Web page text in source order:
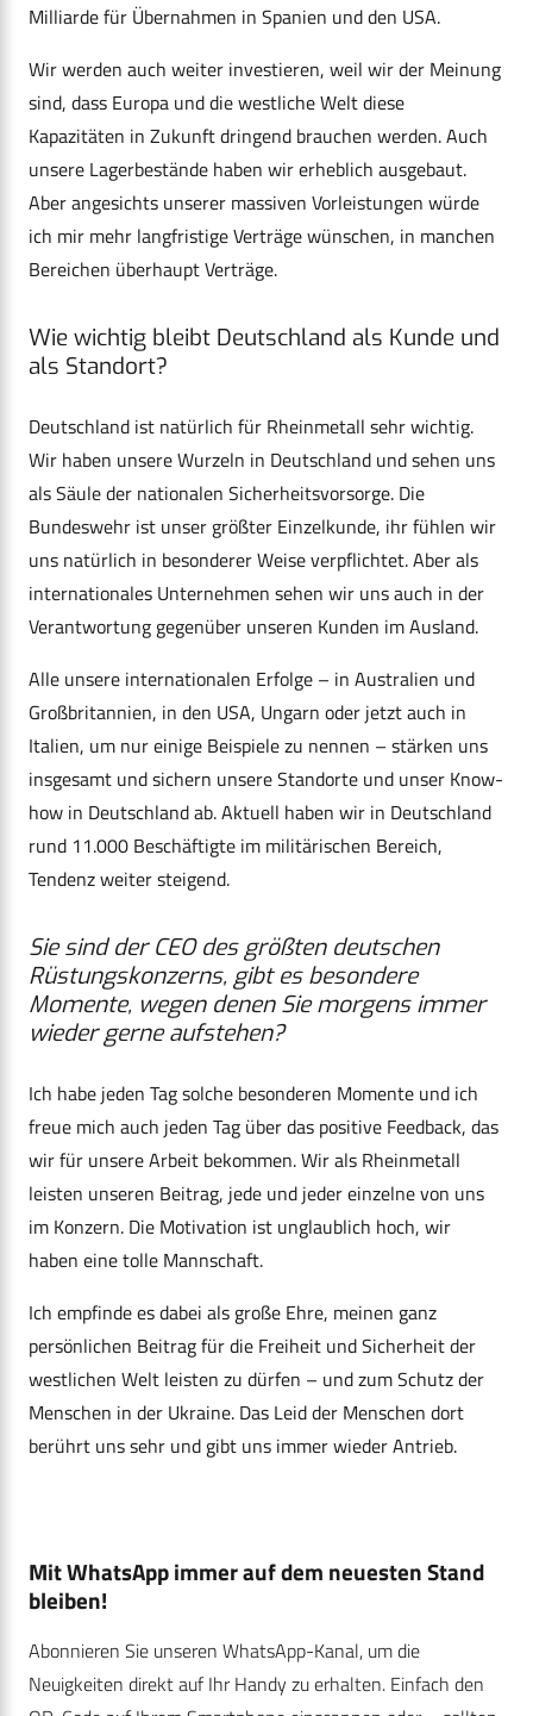
Milliarde für Übernahmen in Spanien und den USA.
Wir werden auch weiter investieren, weil wir der Meinung
sind, dass Europa und die westliche Welt diese
Kapazitäten in Zukunft dringend brauchen werden. Auch
unsere Lagerbestände haben wir erheblich ausgebaut.
Aber angesichts unserer massiven Vorleistungen würde
ich mir mehr langfristige Verträge wünschen, in manchen
Bereichen überhaupt Verträge.
Wie wichtig bleibt Deutschland als Kunde und
als Standort?
Deutschland ist natürlich für Rheinmetall sehr wichtig.
Wir haben unsere Wurzeln in Deutschland und sehen uns
als Säule der nationalen Sicherheitsvorsorge. Die
Bundeswehr ist unser größter Einzelkunde, ihr fühlen wir
uns natürlich in besonderer Weise verpflichtet. Aber als
internationales Unternehmen sehen wir uns auch in der
Verantwortung gegenüber unseren Kunden im Ausland.
Alle unsere internationalen Erfolge – in Australien und
Großbritannien, in den USA, Ungarn oder jetzt auch in
Italien, um nur einige Beispiele zu nennen – stärken uns
insgesamt und sichern unsere Standorte und unser Know-
how in Deutschland ab. Aktuell haben wir in Deutschland
rund 11.000 Beschäftigte im militärischen Bereich,
Tendenz weiter steigend.
Sie sind der CEO des größten deutschen
Rüstungskonzerns, gibt es besondere
Momente, wegen denen Sie morgens immer
wieder gerne aufstehen?
Ich habe jeden Tag solche besonderen Momente und ich
freue mich auch jeden Tag über das positive Feedback, das
wir für unsere Arbeit bekommen. Wir als Rheinmetall
leisten unseren Beitrag, jede und jeder einzelne von uns
im Konzern. Die Motivation ist unglaublich hoch, wir
haben eine tolle Mannschaft.
Ich empfinde es dabei als große Ehre, meinen ganz
persönlichen Beitrag für die Freiheit und Sicherheit der
westlichen Welt leisten zu dürfen – und zum Schutz der
Menschen in der Ukraine. Das Leid der Menschen dort
berührt uns sehr und gibt uns immer wieder Antrieb.
Mit WhatsApp immer auf dem neuesten Stand
bleiben!
Abonnieren Sie unseren WhatsApp-Kanal, um die
Neuigkeiten direkt auf Ihr Handy zu erhalten. Einfach den